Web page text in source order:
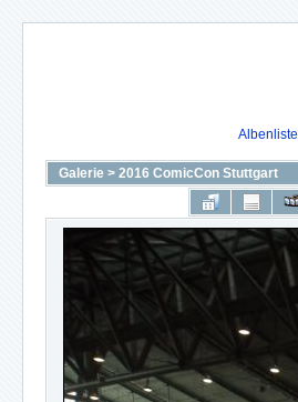
Albenliste
Galerie > 2016 ComicCon Stuttgart